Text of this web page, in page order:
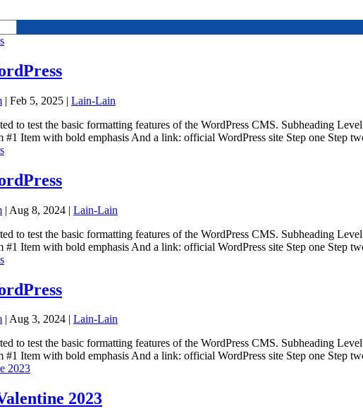
| Feb 5, 2025 | Lain-Lain
to test the basic formatting features of the WordPress CMS. Subheading
#1 Item with bold emphasis And a link: official WordPress site Step one Step
| Aug 8, 2024 | Lain-Lain
to test the basic formatting features of the WordPress CMS. Subheading
#1 Item with bold emphasis And a link: official WordPress site Step one Step
| Aug 3, 2024 | Lain-Lain
to test the basic formatting features of the WordPress CMS. Subheading
#1 Item with bold emphasis And a link: official WordPress site Step one Step
2023